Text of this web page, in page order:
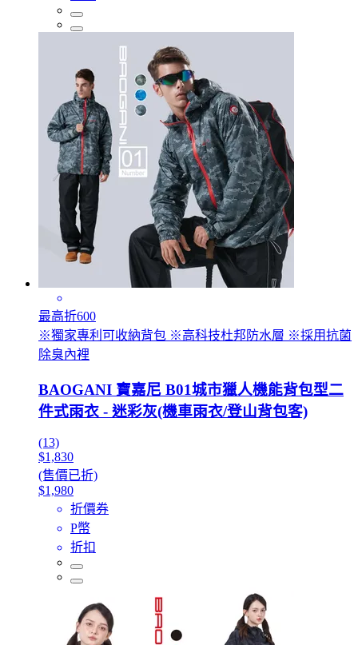
最高折600
※獨家專利可收納背包 ※高科技杜邦防水層 ※採用抗菌
除臭內裡
BAOGANI 寶嘉尼 B01城市獵人機能背包型二
件式雨衣 - 迷彩灰(機車雨衣/登山背包客)
(13)
$1,830
(售價已折)
$1,980
折價券
P幣
折扣